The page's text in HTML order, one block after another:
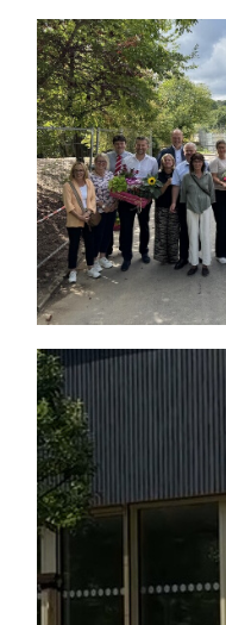
Verkehrsmeldungen
Polizeimeldungen
Themen und Termine
Gewinnspiele